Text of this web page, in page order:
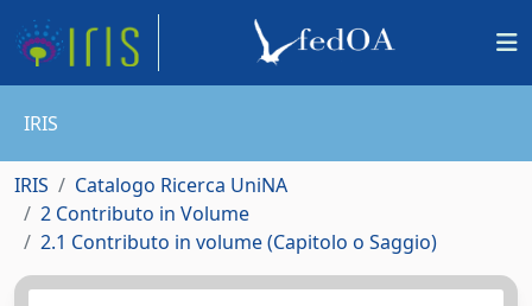
IRIS
IRIS
Catalogo Ricerca UniNA
2 Contributo in Volume
2.1 Contributo in volume (Capitolo o Saggio)